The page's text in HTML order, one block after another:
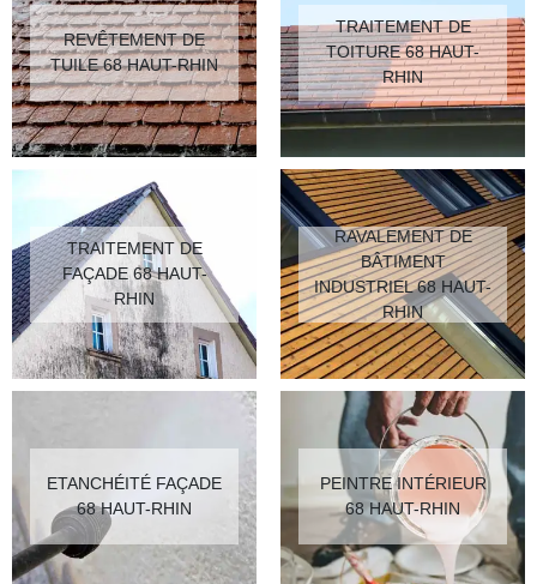
REVÊTEMENT DE
TUILE 68 HAUT-RHIN
TRAITEMENT DE
TOITURE 68 HAUT-
RHIN
TRAITEMENT DE
FAÇADE 68 HAUT-
RHIN
RAVALEMENT DE
BÂTIMENT
INDUSTRIEL 68 HAUT-
RHIN
ETANCHÉITÉ FAÇADE
68 HAUT-RHIN
PEINTRE INTÉRIEUR
68 HAUT-RHIN